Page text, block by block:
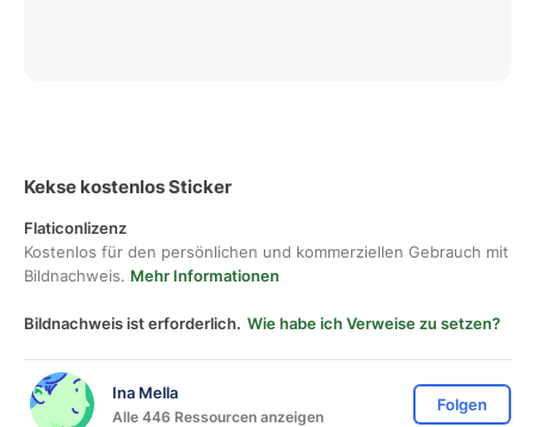
Kekse kostenlos Sticker
Flaticonlizenz
Kostenlos für den persönlichen und kommerziellen Gebrauch mit
Bildnachweis. Mehr Informationen
Bildnachweis ist erforderlich. Wie habe ich Verweise zu setzen?
Ina Mella
Alle 446 Ressourcen anzeigen
Folgen